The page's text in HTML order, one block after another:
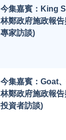
今集嘉賓：King
林鄭政府施政報
專家訪談)
今集嘉賓：Goat
林鄭政府施政報
投資者訪談)